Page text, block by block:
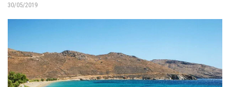
30/05/2019